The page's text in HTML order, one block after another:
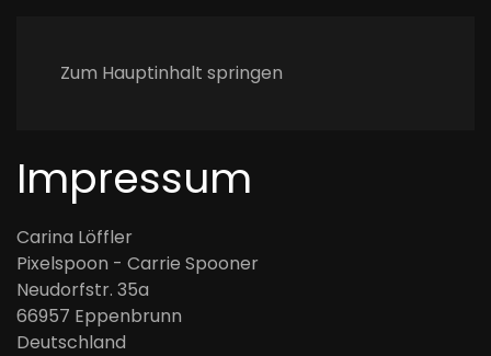
Zum Hauptinhalt springen
Impressum
Carina Löffler
Pixelspoon - Carrie Spooner
Neudorfstr. 35a
66957 Eppenbrunn
Deutschland